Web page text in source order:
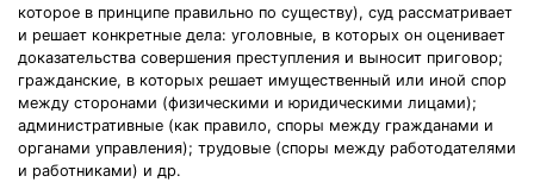
которое в принципе правильно по существу), суд рассматривает
и решает конкретные дела: уголовные, в которых он оценивает
доказательства совершения преступления и выносит приговор;
гражданские, в которых решает имущественный или иной спор
между сторонами (физическими и юридическими лицами);
административные (как правило, споры между гражданами и
органами управления); трудовые (споры между работодателями
и работниками) и др.